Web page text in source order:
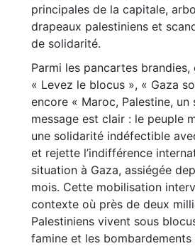
principales de la capitale,
drapeaux palestiniens et
de solidarité.
Parmi les pancartes
« Levez le blocus », « Gaza
encore « Maroc, Palestine, un
message est clair : le peuple
une solidarité indéfectible
et rejette l’indifférence
situation à Gaza, assiégée
mois. Cette mobilisation
contexte où près de deux
Palestiniens vivent sous
famine et les bombardements